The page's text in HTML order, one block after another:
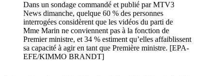
Dans un sondage commandé et publié par MTV3
News dimanche, quelque 60 % des personnes
interrogées considèrent que les vidéos du parti de
Mme Marin ne conviennent pas à la fonction de
Premier ministre, et 34 % estiment qu’elles affaiblissent
sa capacité à agir en tant que Première ministre. [EPA-
EFE/KIMMO BRANDT]